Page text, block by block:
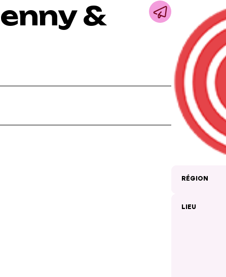
&
RÉGION
LIEU